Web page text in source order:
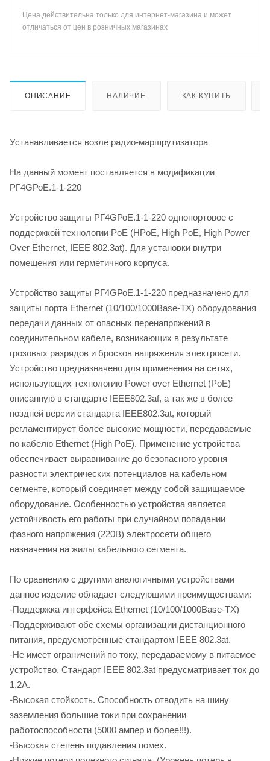
Цена действительна только для интернет-магазина и может
отличаться от цен в розничных магазинах
ОПИСАНИЕ НАЛИЧИЕ КАК КУПИТЬ
Устанавливается возле радио-маршрутизатора
На данный момент поставляется в модификации
РГ4GРоЕ.1-1-220
Устройство защиты РГ4GРоЕ.1-1-220 однопортовое с
поддержкой технологии PoE (HPoE, High PoE, High Power
Over Ethernet, IEEE 802.3at). Для установки внутри
помещения или герметичного корпуса.
Устройство защиты РГ4GРоЕ.1-1-220 предназначено для
защиты порта Ethernet (10/100/1000Base-TX) оборудования
передачи данных от опасных перенапряжений в
соединительном кабеле, возникающих в результате
грозовых разрядов и бросков напряжения электросети.
Устройство предназначено для применения на сетях,
использующих технологию Power over Ethernet (PoE)
описанную в стандарте IEEE802.3af, а так же в более
поздней версии стандарта IEEE802.3at, который
регламентирует более высокие мощности, передаваемые
по кабелю Ethernet (High PoE). Применение устройства
обеспечивает выравнивание до безопасного уровня
разности электрических потенциалов на кабельном
сегменте, который соединяет между собой защищаемое
оборудование. Особенностью устройства является
устойчивость его работы при случайном попадании
фазного напряжения (220В) электросети общего
назначения на жилы кабельного сегмента.
По сравнению с другими аналогичными устройствами
данное изделие обладает следующими преимуществами:
-Поддержка интерфейса Ethernet (10/100/1000Base-TX)
-Поддерживают обе схемы организации дистанционного
питания, предусмотренные стандартом IEEE 802.3at.
-Не имеет ограничений по току, передаваемому в питаемое
устройство. Стандарт IEEE 802.3at предусматривает ток до
1,2А.
-Высокая стойкость. Способность отводить на шину
заземления большие токи при сохранении
работоспособности (5000 ампер и более!!!).
-Высокая степень подавления помех.